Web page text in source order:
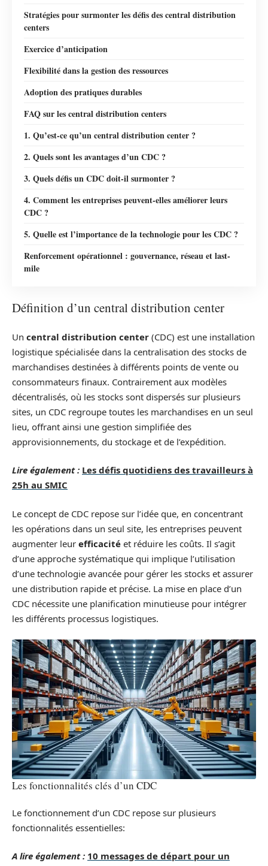
Stratégies pour surmonter les défis des central distribution
centers
Exercice d’anticipation
Flexibilité dans la gestion des ressources
Adoption des pratiques durables
FAQ sur les central distribution centers
1. Qu’est-ce qu’un central distribution center ?
2. Quels sont les avantages d’un CDC ?
3. Quels défis un CDC doit-il surmonter ?
4. Comment les entreprises peuvent-elles améliorer leurs
CDC ?
5. Quelle est l’importance de la technologie pour les CDC ?
Renforcement opérationnel : gouvernance, réseau et last-
mile
Définition d’un central distribution center
Un central distribution center (CDC) est une installation
logistique spécialisée dans la centralisation des stocks de
marchandises destinées à différents points de vente ou
consommateurs finaux. Contrairement aux modèles
décentralisés, où les stocks sont dispersés sur plusieurs
sites, un CDC regroupe toutes les marchandises en un seul
lieu, offrant ainsi une gestion simplifiée des
approvisionnements, du stockage et de l’expédition.
Lire également : Les défis quotidiens des travailleurs à
25h au SMIC
Le concept de CDC repose sur l’idée que, en concentrant
les opérations dans un seul site, les entreprises peuvent
augmenter leur efficacité et réduire les coûts. Il s’agit
d’une approche systématique qui implique l’utilisation
d’une technologie avancée pour gérer les stocks et assurer
une distribution rapide et précise. La mise en place d’un
CDC nécessite une planification minutieuse pour intégrer
les différents processus logistiques.
Les fonctionnalités clés d’un CDC
Le fonctionnement d’un CDC repose sur plusieurs
fonctionnalités essentielles:
A lire également : 10 messages de départ pour un